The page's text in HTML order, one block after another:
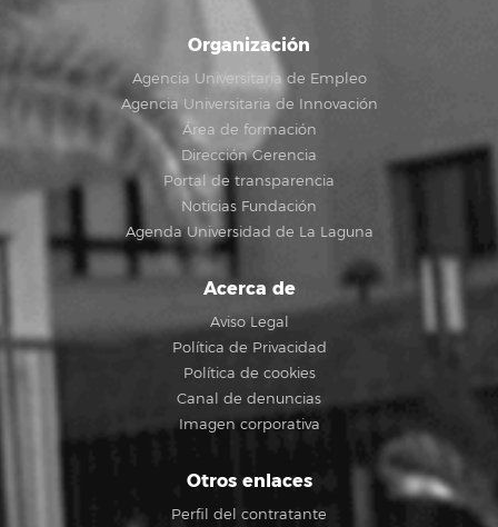
Organización
Agencia Universitaria de Empleo
Agencia Universitaria de Innovación
Área de formación
Dirección Gerencia
Portal de transparencia
Noticias Fundación
Agenda Universidad de La Laguna
Acerca de
Aviso Legal
Política de Privacidad
Política de cookies
Canal de denuncias
Imagen corporativa
Otros enlaces
Perfil del contratante